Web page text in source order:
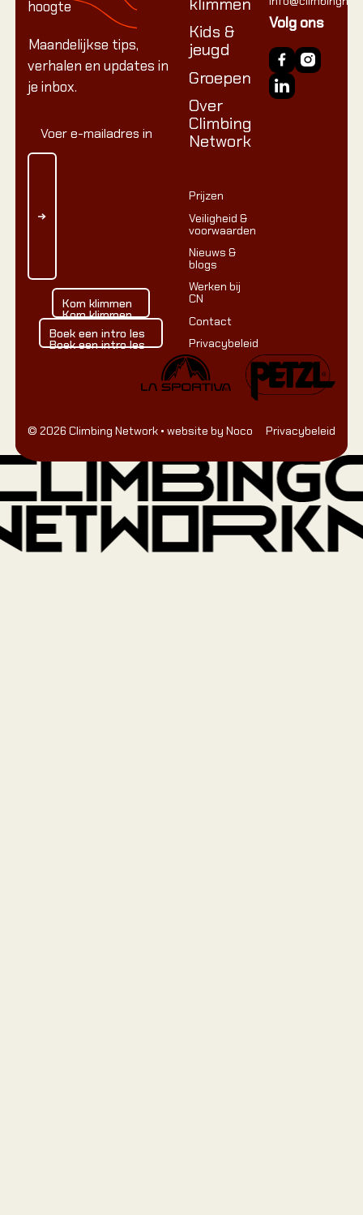
hoogte
Maandelijkse tips,
verhalen en updates in
je inbox.
Kom klimmen
Kom klimmen
Kom klimmen
Boek een intro les
Boek een intro les
Boek een intro les
Kids &
jeugd
Groepen
Over
Climbing
Network
Volg ons
Prijzen
Veiligheid &
voorwaarden
Nieuws &
blogs
Werken bij
CN
Contact
Privacybeleid
© 2026 Climbing Network• website by Noco Privacybeleid